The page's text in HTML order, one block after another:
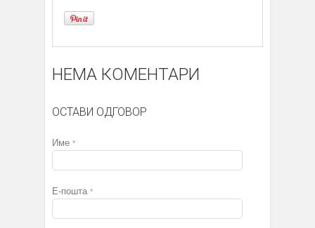
НЕМА КОМЕНТАРИ
ОСТАВИ ОДГОВОР
Име *
Е-пошта *